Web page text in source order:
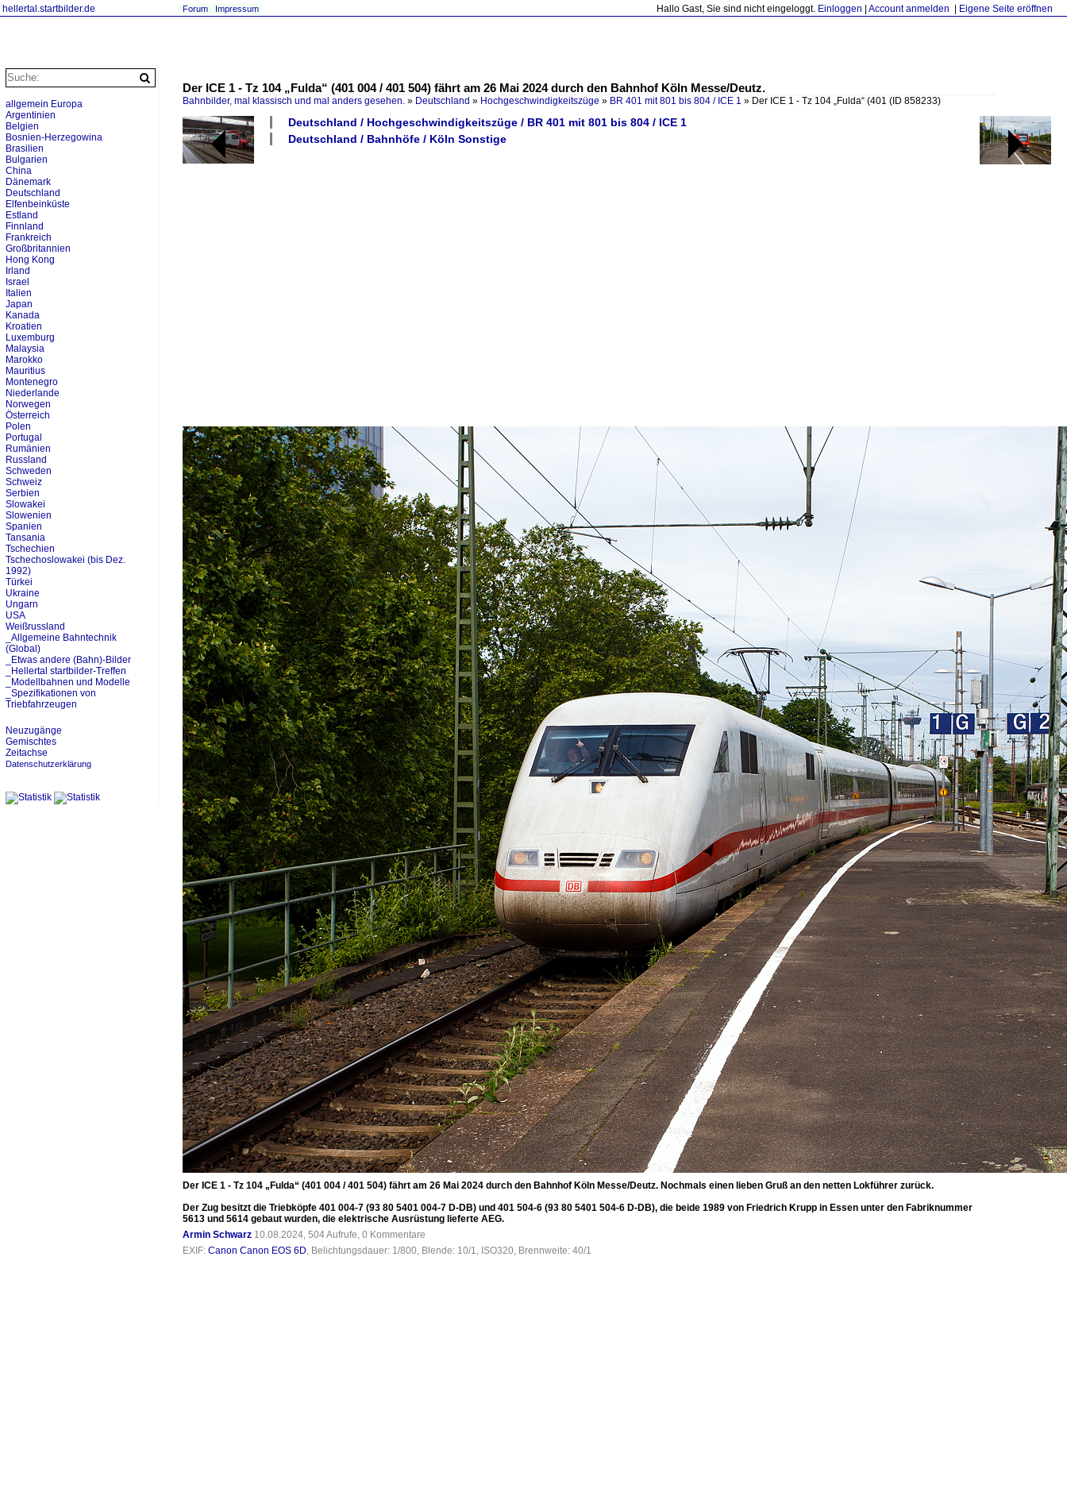
hellertal.startbilder.de Hallo Gast, Sie sind nicht eingeloggt. Einloggen Account anmelden Eigene Seite eröffnen
Forum Impressum
Der ICE 1 - Tz 104 „Fulda“ (401 004 / 401 504) fährt am 26 Mai 2024 durch den Bahnhof Köln Messe/Deutz.
Bahnbilder, mal klassisch und mal anders gesehen. » Deutschland » Hochgeschwindigkeitszüge » BR 401 mit 801 bis 804 / ICE 1 » Der ICE 1 - Tz 104 „Fulda“ (401 (ID 858233)
Deutschland / Hochgeschwindigkeitszüge / BR 401 mit 801 bis 804 / ICE 1
Deutschland / Bahnhöfe / Köln Sonstige
Der ICE 1 - Tz 104 „Fulda“ (401 004 / 401 504) fährt am 26 Mai 2024 durch den Bahnhof Köln Messe/Deutz. Nochmals einen lieben Gruß an den netten Lokführer zurück.
Der Zug besitzt die Triebköpfe 401 004-7 (93 80 5401 004-7 D-DB) und 401 504-6 (93 80 5401 504-6 D-DB), die beide 1989 von Friedrich Krupp in Essen unter den Fabriknummer
5613 und 5614 gebaut wurden, die elektrische Ausrüstung lieferte AEG.
Armin Schwarz 10.08.2024, 504 Aufrufe, 0 Kommentare
EXIF: Canon Canon EOS 6D, Belichtungsdauer: 1/800, Blende: 10/1, ISO320, Brennweite: 40/1
allgemein Europa
Argentinien
Belgien
Bosnien-Herzegowina
Brasilien
Bulgarien
China
Dänemark
Deutschland
Elfenbeinküste
Estland
Finnland
Frankreich
Großbritannien
Hong Kong
Irland
Israel
Italien
Japan
Kanada
Kroatien
Luxemburg
Malaysia
Marokko
Mauritius
Montenegro
Niederlande
Norwegen
Österreich
Polen
Portugal
Rumänien
Russland
Schweden
Schweiz
Serbien
Slowakei
Slowenien
Spanien
Tansania
Tschechien
Tschechoslowakei (bis Dez.
1992)
Türkei
Ukraine
Ungarn
USA
Weißrussland
_Allgemeine Bahntechnik
(Global)
_Etwas andere (Bahn)-Bilder
_Hellertal startbilder-Treffen
_Modellbahnen und Modelle
_Spezifikationen von
Triebfahrzeugen
Neuzugänge
Gemischtes
Zeitachse
Datenschutzerklärung